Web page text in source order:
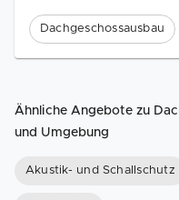
Dachgeschossausbau
Ähnliche Angebote zu
und Umgebung
Akustik- und Schallschutz